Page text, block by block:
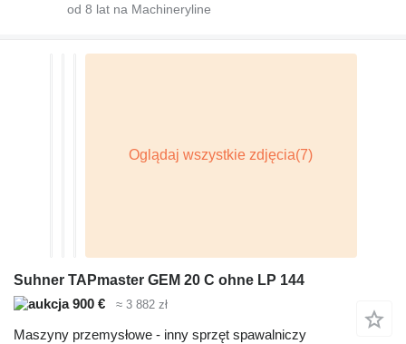
od 8 lat na Machineryline
Suhner TAPmaster GEM 20 C ohne LP 144
900 €
≈ 3 882 zł
Maszyny przemysłowe - inny sprzęt spawalniczy